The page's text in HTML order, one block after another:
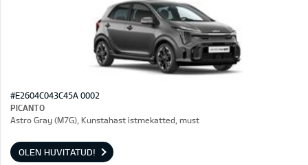
#E2604C043C45A 0002
PICANTO
Astro Gray (M7G), Kunstahast istmekatted, must
OLEN HUVITATUD!